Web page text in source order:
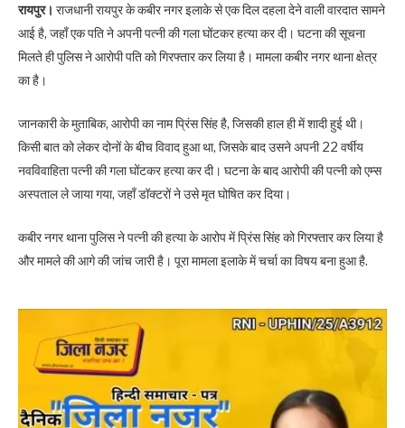
रायपुर। राजधानी रायपुर के कबीर नगर इलाके से एक दिल दहला देने वाली वारदात सामने
आई है, जहाँ एक पति ने अपनी पत्नी की गला घोंटकर हत्या कर दी। घटना की सूचना
मिलते ही पुलिस ने आरोपी पति को गिरफ्तार कर लिया है। मामला कबीर नगर थाना क्षेत्र
का है।
जानकारी के मुताबिक, आरोपी का नाम प्रिंस सिंह है, जिसकी हाल ही में शादी हुई थी।
किसी बात को लेकर दोनों के बीच विवाद हुआ था, जिसके बाद उसने अपनी 22 वर्षीय
नवविवाहिता पत्नी की गला घोंटकर हत्या कर दी। घटना के बाद आरोपी की पत्नी को एम्स
अस्पताल ले जाया गया, जहाँ डॉक्टरों ने उसे मृत घोषित कर दिया।
कबीर नगर थाना पुलिस ने पत्नी की हत्या के आरोप में प्रिंस सिंह को गिरफ्तार कर लिया है
और मामले की आगे की जांच जारी है। पूरा मामला इलाके में चर्चा का विषय बना हुआ है.